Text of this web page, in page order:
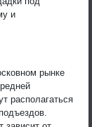
и
рынке
располагаться